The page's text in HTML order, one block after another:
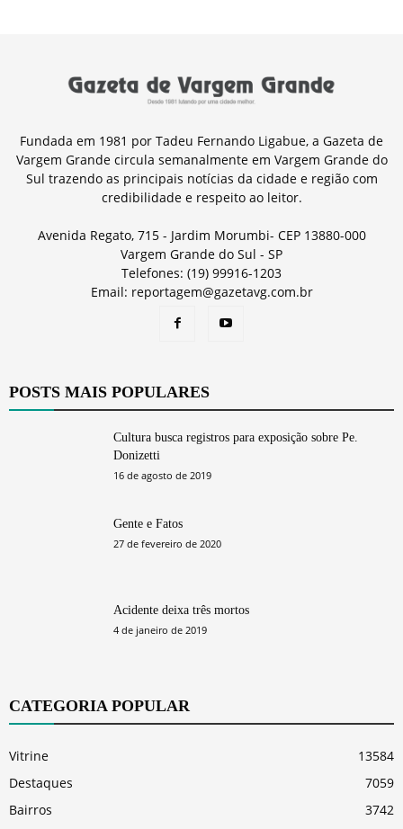
Fundada em 1981 por Tadeu Fernando Ligabue, a Gazeta de
Vargem Grande circula semanalmente em Vargem Grande do
Sul trazendo as principais notícias da cidade e região com
credibilidade e respeito ao leitor.
Avenida Regato, 715 - Jardim Morumbi- CEP 13880-000
Vargem Grande do Sul - SP
Telefones: (19) 99916-1203
Email: reportagem@gazetavg.com.br
POSTS MAIS POPULARES
Cultura busca registros para exposição sobre Pe.
Donizetti
16 de agosto de 2019
Gente e Fatos
27 de fevereiro de 2020
Acidente deixa três mortos
4 de janeiro de 2019
CATEGORIA POPULAR
Vitrine
13584
Destaques
7059
Bairros
3742